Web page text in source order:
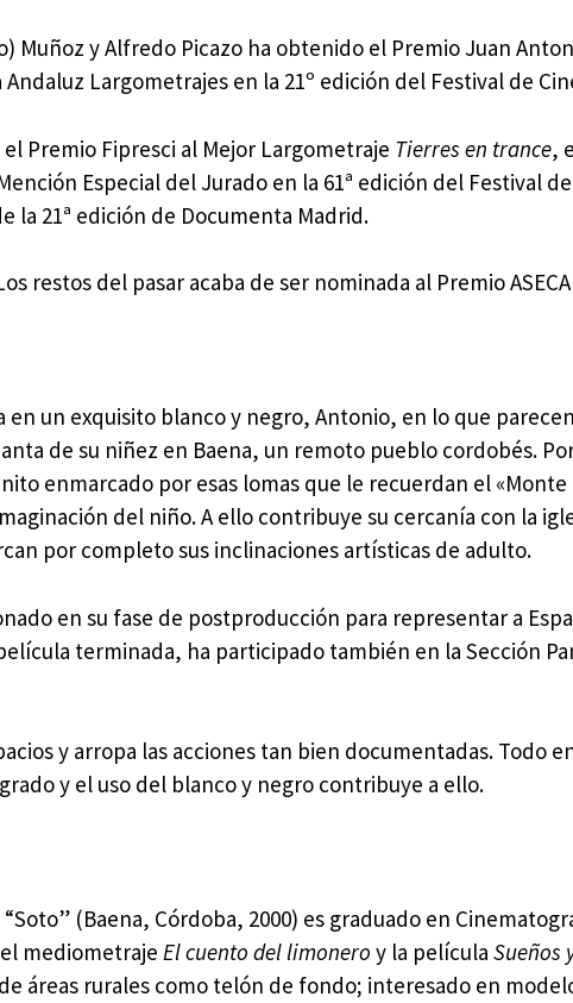
Muñoz y Alfredo Picazo ha obtenido el Premio Juan
Andaluz Largometrajes en la 21º edición del Festival de
Premio Fipresci al Mejor Largometraje Tierres en trance,
Especial del Jurado en la 61ª edición del Festival
la 21ª edición de Documenta Madrid.
restos del pasar acaba de ser nominada al Premio
en un exquisito blanco y negro, Antonio, en lo que
de su niñez en Baena, un remoto pueblo cordobés.
enmarcado por esas lomas que le recuerdan el
del niño. A ello contribuye su cercanía con la
por completo sus inclinaciones artísticas de adulto.
en su fase de postproducción para representar a
terminada, ha participado también en la Sección
y arropa las acciones tan bien documentadas. Todo
y el uso del blanco y negro contribuye a ello.
(Baena, Córdoba, 2000) es graduado en
mediometraje El cuento del limonero y la película Sueños
áreas rurales como telón de fondo; interesado en